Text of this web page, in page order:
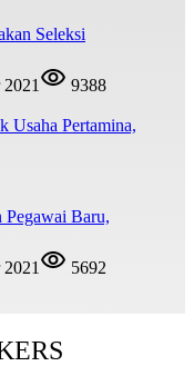
Seleksi
9388
Pertamina,
Baru,
5692